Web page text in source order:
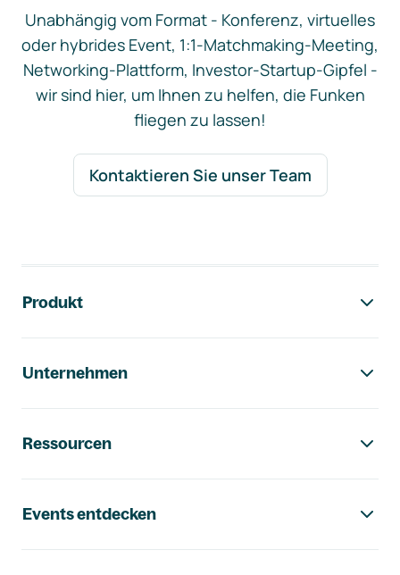
Unabhängig vom Format - Konferenz, virtuelles
oder hybrides Event, 1:1-Matchmaking-Meeting,
Networking-Plattform, Investor-Startup-Gipfel -
wir sind hier, um Ihnen zu helfen, die Funken
fliegen zu lassen!
Kontaktieren Sie unser Team
Produkt
Unternehmen
Ressourcen
Events entdecken